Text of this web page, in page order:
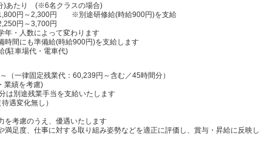
)あたり (※6名クラスの場合)
円～2,300円 ※別途研修給(時給900円)を支給
円～3,700円
年・人数によって変わります
時間にも準備給(時給900円)を支給します
(駐車場代・電車代)
（一律固定残業代：60,239円～含む／45時間分）
業績を考慮)
は別途残業手当を支給いたします
遇変化無し）
を考慮のうえ、優遇いたします
足度、仕事に対する取り組み姿勢などを適正に評価し、賞与・昇給に反映し